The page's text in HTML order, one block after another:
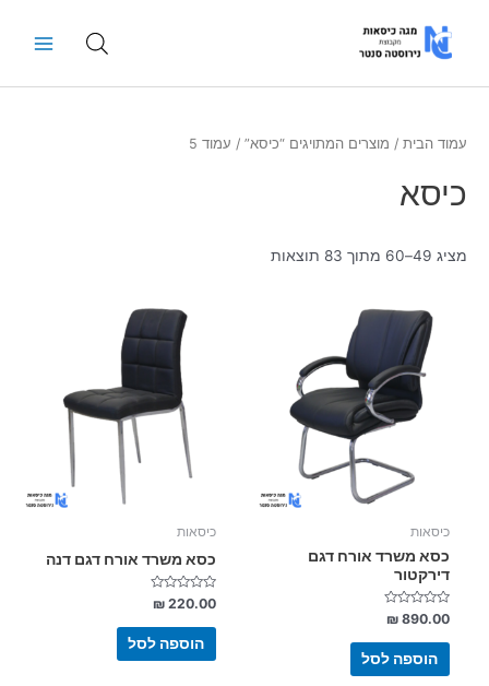
Menu
עמוד הבית / מוצרים המתויגים “כיסא” / עמוד 5
כיסא
מציג 49–60 מתוך 83 תוצאות
כיסאות
כסא משרד אורח דגם
דירקטור
דורג
0
מתוך
₪890.00
הוספה לסל
כיסאות
כסא משרד אורח דגם דנה
דורג
0
מתוך
₪220.00
הוספה לסל